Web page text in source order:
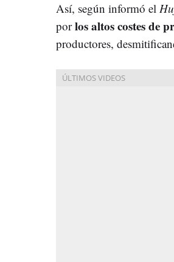
Así, según informó el
porlos altos costes de
productores,